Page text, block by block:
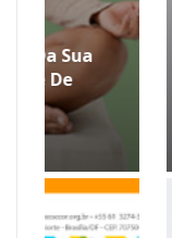
ASSECOR
Ao